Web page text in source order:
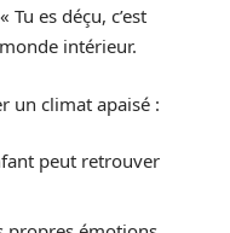
es déçu, c’est
intérieur.
un climat apaisé :
peut retrouver